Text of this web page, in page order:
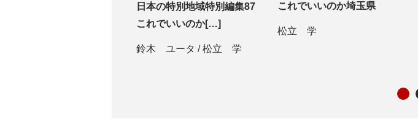
日本の特別地域特別編集87
これでいいのか[…]
鈴木 ユータ / 松立 学
これでいいのか埼玉県
松立 学